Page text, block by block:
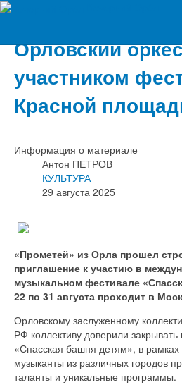
Орловский
участником
Красной
Информация о материале
Антон ПЕТРОВ
КУЛЬТУРА
29 августа 2025
«Прометей» из Орла прошел
приглашение к участию в
музыкальном фестивале
22 по 31 августа проходит в
Орловскому заслуженному
РФ коллективу доверили
«Спасская башня детям», в
музыканты из различных городов
таланты и уникальные программы.